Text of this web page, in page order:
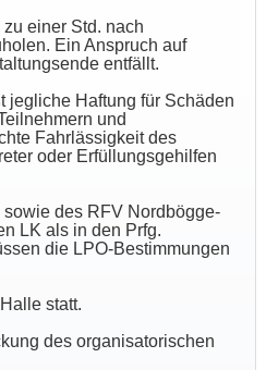
einer Std. nach
Ein Anspruch auf
entfällt.
jegliche Haftung für Schäden
und
Fahrlässigkeit des
oder Erfüllungsgehilfen
des RFV Nordbögge-
LK als in den Prfg.
die LPO-Bestimmungen
statt.
des organisatorischen